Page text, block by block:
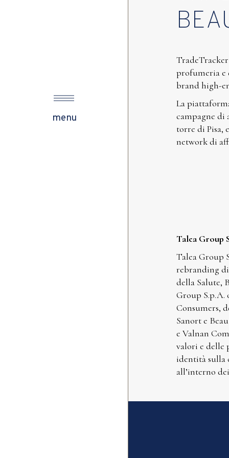
menu
profumeria e
brand high-
La
campagne di
torre di Pisa,
network di
Talea Group
Talea Group
rebranding
della Salute,
Group S.p.A.
Consumers,
Sanort e
e Valnan
valori e delle
identità sulla
all’interno